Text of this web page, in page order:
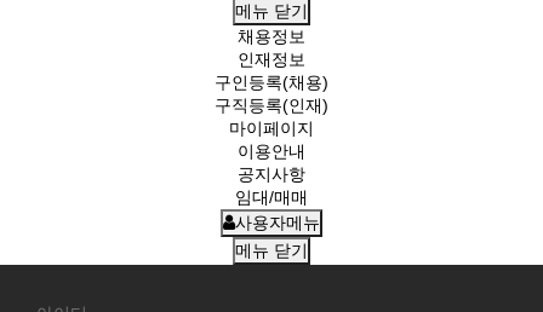
메뉴 닫기
채용정보
인재정보
구인등록(채용)
구직등록(인재)
마이페이지
이용안내
공지사항
임대/매매
사용자메뉴
메뉴 닫기